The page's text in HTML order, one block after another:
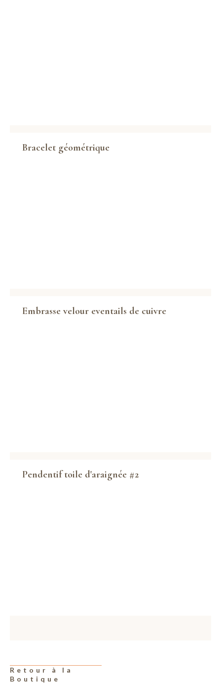
Bracelet géométrique
Embrasse velour eventails de cuivre
Pendentif toile d'araignée #2
Retour à la
Boutique